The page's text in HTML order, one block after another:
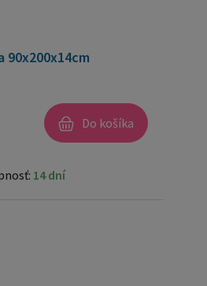
90x200x14cm
Do košíka
14 dní